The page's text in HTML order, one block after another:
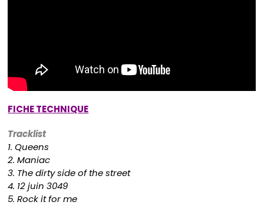
FICHE TECHNIQUE
Tracklist
1. Queens
2. Maniac
3. The dirty side of the street
4. 12 juin 3049
5. Rock it for me